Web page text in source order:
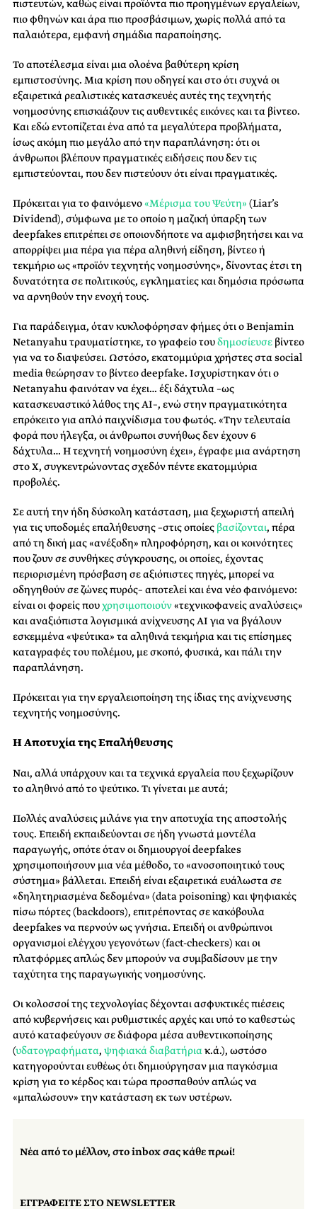
πιστευτών, καθώς είναι προϊόντα πιο προηγμένων εργαλείων,
πιο φθηνών και άρα πιο προσβάσιμων, χωρίς πολλά από τα
παλαιότερα, εμφανή σημάδια παραποίησης.
Το αποτέλεσμα είναι μια ολοένα βαθύτερη κρίση
εμπιστοσύνης. Μια κρίση που οδηγεί και στο ότι συχνά οι
εξαιρετικά ρεαλιστικές κατασκευές αυτές της τεχνητής
νοημοσύνης επισκιάζουν τις αυθεντικές εικόνες και τα βίντεο.
Και εδώ εντοπίζεται ένα από τα μεγαλύτερα προβλήματα,
ίσως ακόμη πιο μεγάλο από την παραπλάνηση: ότι οι
άνθρωποι βλέπουν πραγματικές ειδήσεις που δεν τις
εμπιστεύονται, που δεν πιστεύουν ότι είναι πραγματικές.
Πρόκειται για το φαινόμενο«Μέρισμα του Ψεύτη» (Liar’s
Dividend), σύμφωνα με το οποίο η μαζική ύπαρξη των
deepfakes επιτρέπει σε οποιονδήποτε να αμφισβητήσει και να
απορρίψει μια πέρα για πέρα αληθινή είδηση, βίντεο ή
τεκμήριο ως «προϊόν τεχνητής νοημοσύνης», δίνοντας έτσι τη
δυνατότητα σε πολιτικούς, εγκληματίες και δημόσια πρόσωπα
να αρνηθούν την ενοχή τους.
Για παράδειγμα, όταν κυκλοφόρησαν φήμες ότι ο Benjamin
Netanyahu τραυματίστηκε, το γραφείο τουδημοσίευσε βίντεο
για να το διαψεύσει. Ωστόσο, εκατομμύρια χρήστες στα social
media θεώρησαν το βίντεο deepfake. Ισχυρίστηκαν ότι ο
Netanyahu φαινόταν να έχει… έξι δάχτυλα –ως
κατασκευαστικό λάθος της AI–, ενώ στην πραγματικότητα
επρόκειτο για απλό παιχνίδισμα του φωτός. «Την τελευταία
φορά που ήλεγξα, οι άνθρωποι συνήθως δεν έχουν 6
δάχτυλα… Η τεχνητή νοημοσύνη έχει», έγραφε μια ανάρτηση
στο X, συγκεντρώνοντας σχεδόν πέντε εκατομμύρια
προβολές.
Σε αυτή την ήδη δύσκολη κατάσταση, μια ξεχωριστή απειλή
για τις υποδομές επαλήθευσης –στις οποίες βασίζονται, πέρα
από τη δική μας «ανέξοδη» πληροφόρηση, και οι κοινότητες
που ζουν σε συνθήκες σύγκρουσης, οι οποίες, έχοντας
περιορισμένη πρόσβαση σε αξιόπιστες πηγές, μπορεί να
οδηγηθούν σε ζώνες πυρός– αποτελεί και ένα νέο φαινόμενο:
είναι οι φορείς πουχρησιμοποιούν«τεχνικοφανείς αναλύσεις»
και αναξιόπιστα λογισμικά ανίχνευσης AI για να βγάλουν
εσκεμμένα «ψεύτικα» τα αληθινά τεκμήρια και τις επίσημες
καταγραφές του πολέμου, με σκοπό, φυσικά, και πάλι την
παραπλάνηση.
Πρόκειται για την εργαλειοποίηση της ίδιας της ανίχνευσης
τεχνητής νοημοσύνης.
Η Αποτυχία της Επαλήθευσης
Ναι, αλλά υπάρχουν και τα τεχνικά εργαλεία που ξεχωρίζουν
το αληθινό από το ψεύτικο. Τι γίνεται με αυτά;
Πολλές αναλύσεις μιλάνε για την αποτυχία της αποστολής
τους. Επειδή εκπαιδεύονται σε ήδη γνωστά μοντέλα
παραγωγής, οπότε όταν οι δημιουργοί deepfakes
χρησιμοποιήσουν μια νέα μέθοδο, το «ανοσοποιητικό τους
σύστημα» βάλλεται. Επειδή είναι εξαιρετικά ευάλωστα σε
«δηλητηριασμένα δεδομένα» (data poisoning) και ψηφιακές
πίσω πόρτες (backdoors), επιτρέποντας σε κακόβουλα
deepfakes να περνούν ως γνήσια. Επειδή οι ανθρώπινοι
οργανισμοί ελέγχου γεγονότων (fact-checkers) και οι
πλατφόρμες απλώς δεν μπορούν να συμβαδίσουν με την
ταχύτητα της παραγωγικής νοημοσύνης.
Οι κολοσσοί της τεχνολογίας δέχονται ασφυκτικές πιέσεις
από κυβερνήσεις και ρυθμιστικές αρχές και υπό το καθεστώς
αυτό καταφεύγουν σε διάφορα μέσα αυθεντικοποίησης
(υδατογραφήματα, ψηφιακά διαβατήριακ.ά.), ωστόσο
κατηγορούνται ευθέως ότι δημιούργησαν μια παγκόσμια
κρίση για το κέρδος και τώρα προσπαθούν απλώς να
«μπαλώσουν» την κατάσταση εκ των υστέρων.
Νέα από το μέλλον, στο inbox σας κάθε πρωί!
ΕΓΓΡΑΦΕΙΤΕ ΣΤΟ NEWSLETTER